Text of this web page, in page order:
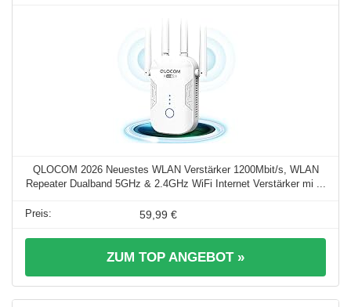
QLOCOM 2026 Neuestes WLAN Verstärker 1200Mbit/s, WLAN
Repeater Dualband 5GHz & 2.4GHz WiFi Internet Verstärker mi ...
59,99 €
ZUM TOP ANGEBOT »